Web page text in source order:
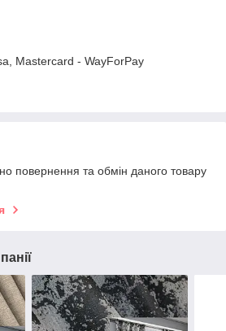
Mastercard - WayForPay
повернення та обмін даного товару